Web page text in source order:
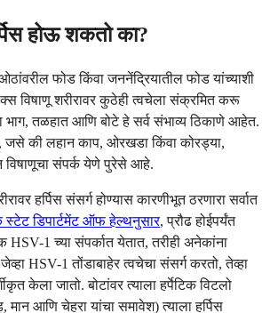
होऊ शकतो का?
फोड किंवा जननेंद्रियातील फोड यांच्याशी
विषाणू शरीरावर कुठेही त्वचेला संक्रमित करू
भाग, तळहात आणि बोटे हे सर्व संभाव्य ठिकाणे आहेत.
जसे की लहान काप, ओरखडा किंवा कोरड्या,
विषाणूचा संपर्क येणे पुरेसे आहे.
हर्पिस संसर्ग होण्यास कारणीभूत ठरणारा सर्वात
स्टेट डिपार्टमेंट ऑफ हेल्थनुसार, प्रौढ होईपर्यंत
1 च्या संपर्कात येतात, तरीही अनेकांना
HSV-1 तोंडाबाहेर त्वचेचा संसर्ग करतो, तेव्हा
केला जातो. बोटांवर त्याला हर्पेटिक विटलो
मान आणि चेहरा यांचा समावेश) त्याला हर्पिस